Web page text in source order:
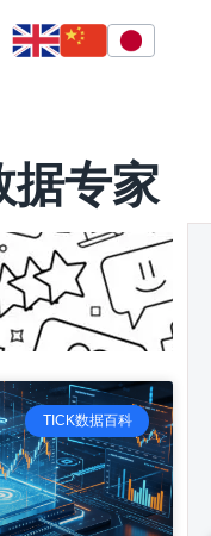
据专家
TICK数据百科